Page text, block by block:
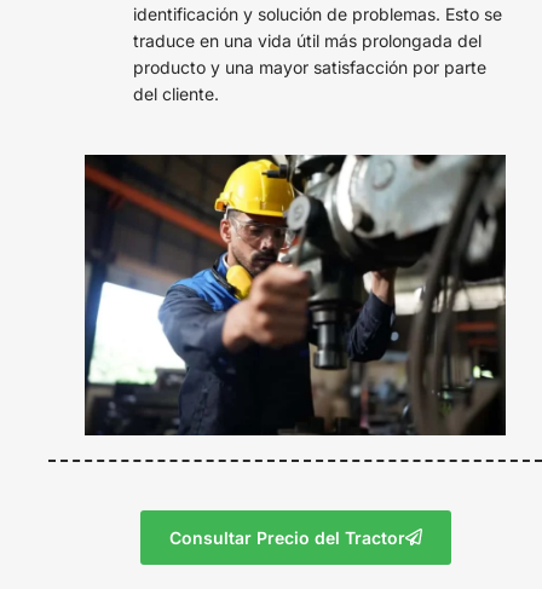
identificación y solución de problemas. Esto se
traduce en una vida útil más prolongada del
producto y una mayor satisfacción por parte
del cliente.
Consultar Precio del Tractor